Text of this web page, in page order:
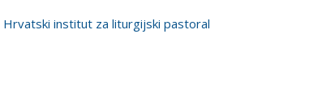
Hrvatski institut za liturgijski pastoral